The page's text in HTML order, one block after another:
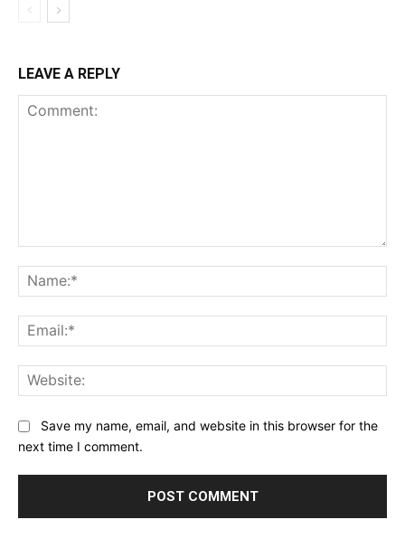
LEAVE A REPLY
Save my name, email, and website in this browser for the
next time I comment.